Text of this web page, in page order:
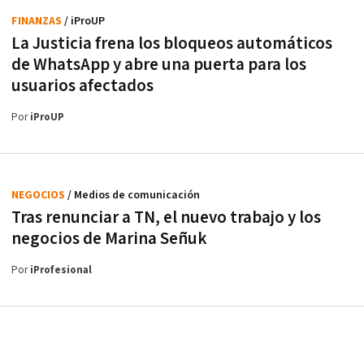
La Justicia frena los bloqueos automáticos
de WhatsApp y abre una puerta para los
usuarios afectados
FINANZAS / iProUP
PoriProUP
Tras renunciar a TN, el nuevo trabajo y los
negocios de Marina Señuk
NEGOCIOS / Medios de comunicación
PoriProfesional